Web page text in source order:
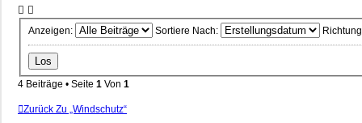
Anzeigen: Sortiere Nach:
4 Beiträge • Seite 1 Von 1
Zurück Zu „Windschutz“